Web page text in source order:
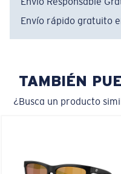
Un frontal de lente
rostros más anchos.
Lentes 580® Polarizadas
580® VIDRIO
Envío rápido gratuito
TAMBIÉN
¿Busca un producto